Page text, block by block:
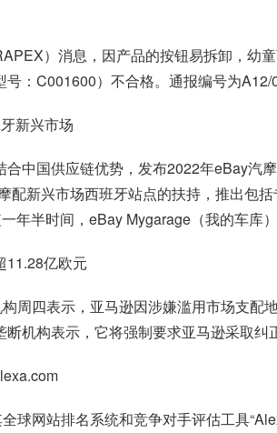
）消息，因产品的按钮易拆卸，
：C001600）不合格。通报编号为A12/
新兴市场
合中国供应链优势，发布2022年eBay汽
配新兴市场西班牙站点的扶持，推出包
年半时间，eBay Mygarage（我的车库
11.28亿欧元
周四表示，亚马逊因涉嫌滥用市场支
机构表示，它将强制要求亚马逊采取纠
球网站排名系统和竞争对手评估工具